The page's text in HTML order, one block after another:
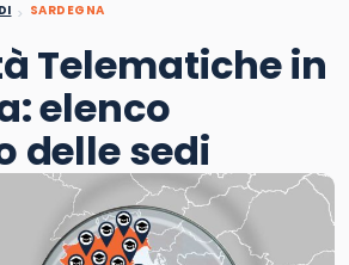
SARDEGNA
Telematiche in
elenco
delle sedi